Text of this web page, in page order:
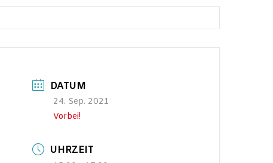
DATUM
24. Sep. 2021
Vorbei!
UHRZEIT